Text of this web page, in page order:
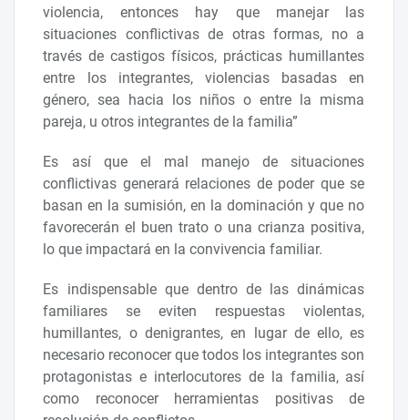
violencia, entonces hay que manejar las
situaciones conflictivas de otras formas, no a
través de castigos físicos, prácticas humillantes
entre los integrantes, violencias basadas en
género, sea hacia los niños o entre la misma
pareja, u otros integrantes de la familia”
Es así que el mal manejo de situaciones
conflictivas generará relaciones de poder que se
basan en la sumisión, en la dominación y que no
favorecerán el buen trato o una crianza positiva,
lo que impactará en la convivencia familiar.
Es indispensable que dentro de las dinámicas
familiares se eviten respuestas violentas,
humillantes, o denigrantes, en lugar de ello, es
necesario reconocer que todos los integrantes son
protagonistas e interlocutores de la familia, así
como reconocer herramientas positivas de